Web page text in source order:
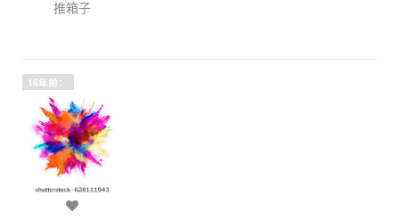
推箱子
16年前：